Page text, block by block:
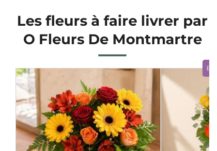
Les fleurs à faire livrer par
O Fleurs De Montmartre